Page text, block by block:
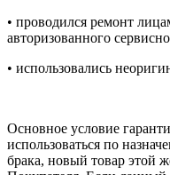
• проводился ремонт
авторизованного
• использовались
Основное условие
использоваться по
брака, новый товар этой